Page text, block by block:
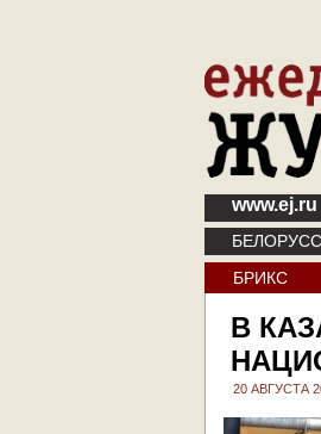
www.ej.ru
БРИКС
В
20 АВГУСТА